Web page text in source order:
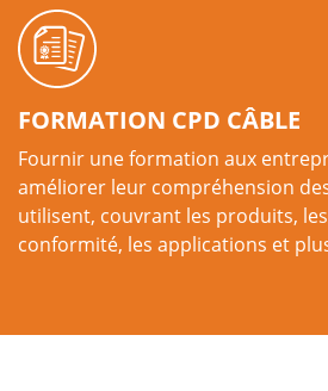
FORMATION CPD CÂBLE
Fournir une formation aux
améliorer leur compréhension
utilisent, couvrant les produits,
conformité, les applications et